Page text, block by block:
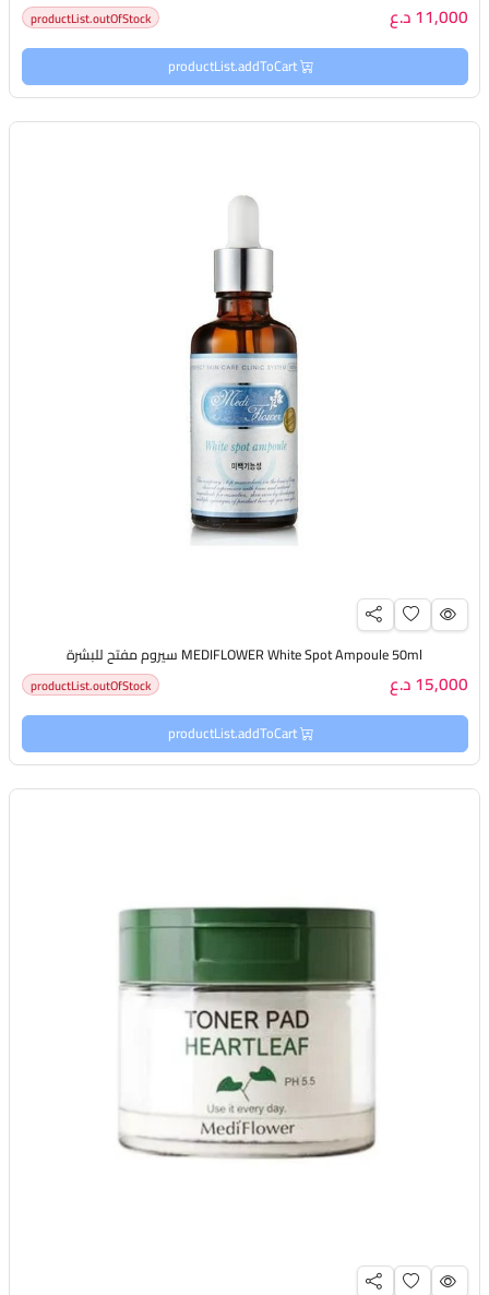
11,000 د.ع productList.outOfStock
productList.addToCart
MEDIFLOWER White Spot Ampoule 50ml سيروم مفتح للبشرة
15,000 د.ع productList.outOfStock
productList.addToCart